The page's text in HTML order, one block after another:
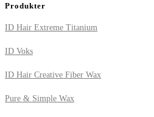
Produkter
ID Hair Extreme Titanium
ID Voks
ID Hair Creative Fiber Wax
Pure & Simple Wax